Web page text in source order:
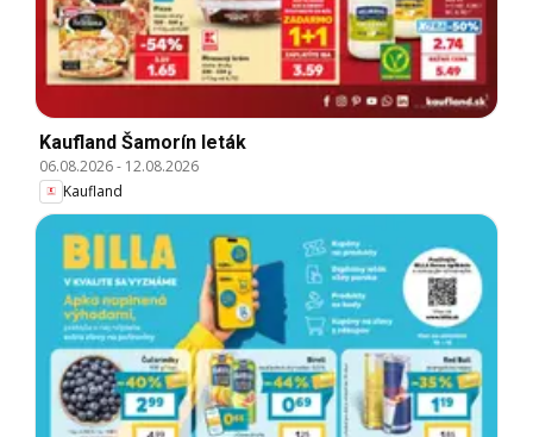
Kaufland Šamorín leták
06.08.2026- 12.08.2026
Kaufland